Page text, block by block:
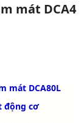
mát DCA4
mát DCA80L
động cơ